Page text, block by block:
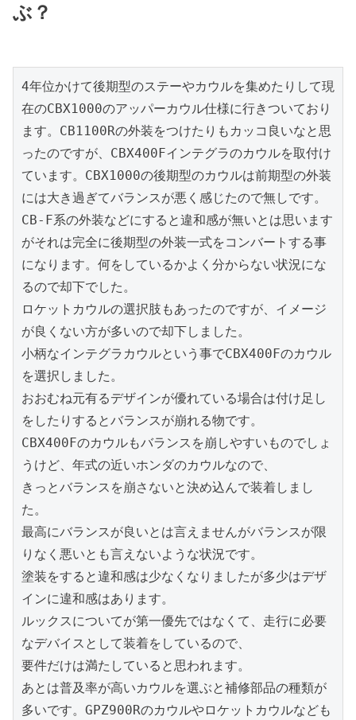
ぶ？
4年位かけて後期型のステーやカウルを集めたりして現
在のCBX1000のアッパーカウル仕様に行きついており
ます。CB1100Rの外装をつけたりもカッコ良いなと思
ったのですが、CBX400Fインテグラのカウルを取付け
ています。CBX1000の後期型のカウルは前期型の外装
には大き過ぎてバランスが悪く感じたので無しです。
CB-F系の外装などにすると違和感が無いとは思います
がそれは完全に後期型の外装一式をコンバートする事
になります。何をしているかよく分からない状況にな
るので却下でした。
ロケットカウルの選択肢もあったのですが、イメージ
が良くない方が多いので却下しました。
小柄なインテグラカウルという事でCBX400Fのカウル
を選択しました。
おおむね元有るデザインが優れている場合は付け足し
をしたりするとバランスが崩れる物です。
CBX400Fのカウルもバランスを崩しやすいものでしょ
うけど、年式の近いホンダのカウルなので、
きっとバランスを崩さないと決め込んで装着しまし
た。
最高にバランスが良いとは言えませんがバランスが限
りなく悪いとも言えないような状況です。
塗装をすると違和感は少なくなりましたが多少はデザ
インに違和感はあります。
ルックスについてが第一優先ではなくて、走行に必要
なデバイスとして装着をしているので、
要件だけは満たしていると思われます。
あとは普及率が高いカウルを選ぶと補修部品の種類が
多いです。GPZ900Rのカウルやロケットカウルなども